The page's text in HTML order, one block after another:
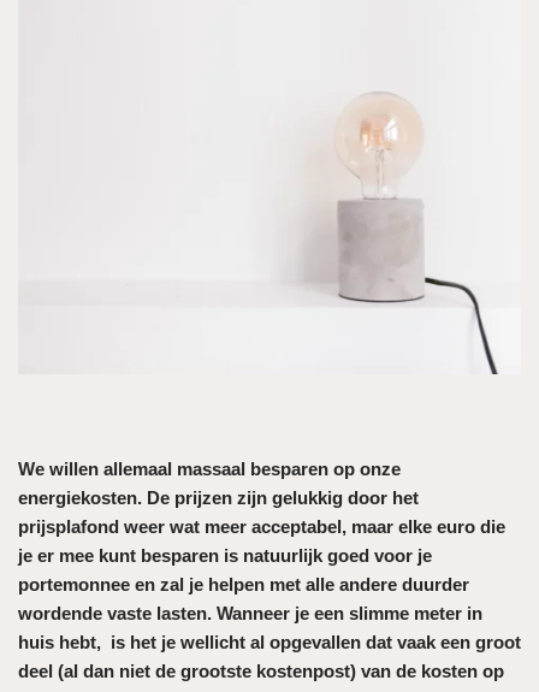
We willen allemaal massaal besparen op onze
energiekosten. De prijzen zijn gelukkig door het
prijsplafond weer wat meer acceptabel, maar elke euro die
je er mee kunt besparen is natuurlijk goed voor je
portemonnee en zal je helpen met alle andere duurder
wordende vaste lasten. Wanneer je een slimme meter in
huis hebt, is het je wellicht al opgevallen dat vaak een groot
deel (al dan niet de grootste kostenpost) van de kosten op